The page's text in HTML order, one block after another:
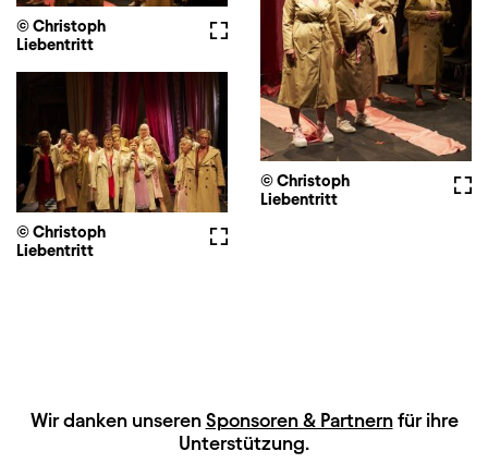
© Christoph
Liebentritt
Vollbild
© Christoph
Liebentritt
Vollbild
© Christoph
Liebentritt
HAUPTSPONSOREN
Wir danken unseren Sponsoren & Partnernfür ihre
Unterstützung.